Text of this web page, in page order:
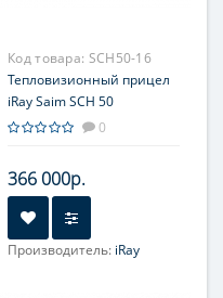
Код товара: SCH50-16
Тепловизионный прицел
iRay Saim SCH 50
0
366 000р.
Производитель: iRay